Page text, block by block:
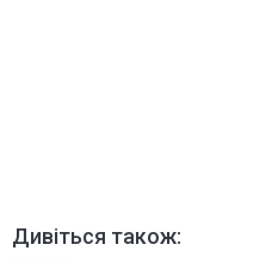
Дивіться також: